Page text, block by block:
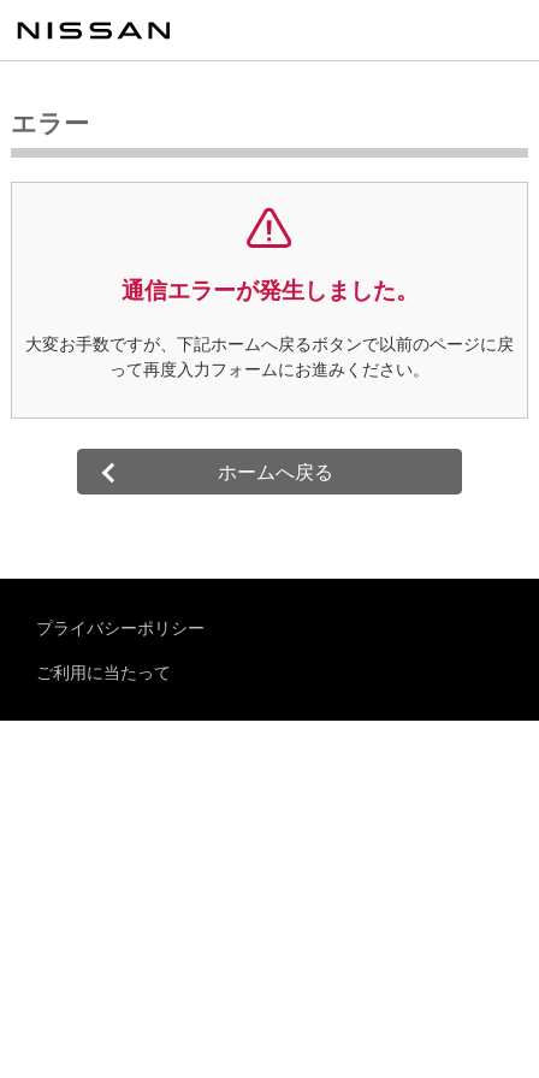
エラー
通信エラーが発生しました。
大変お手数ですが、下記ホームへ戻るボタンで以前のページに戻
って再度入力フォームにお進みください。
ホームへ戻る
プライバシーポリシー
ご利用に当たって